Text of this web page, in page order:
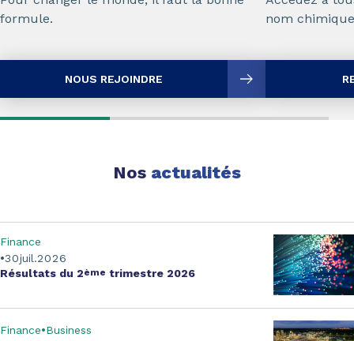
formule.
NOUS REJOINDRE
nom
Nos actualités
juil.
30 2026
Finance
Résultats du 2ème trimestre 2026
Finance Business